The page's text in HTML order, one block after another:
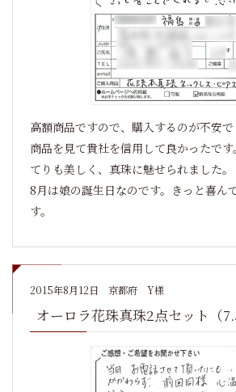
高額商品ですので、購入するのが不安で
商品を見て貴社を信用して良かったです。
てりも美しく、真珠に魅せられました。
8月は娘の誕生日なのです。きっと喜ん
す。
2015年8月12日 京都府 Y様
オーロラ花珠真珠2点セット（